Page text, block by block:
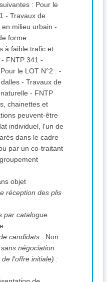
: Pour le
milieu urbain -
forme
à faible trafic et
- Travaux de
- FNTP
chainettes et
individuel, l'un de
dans le cadre
par un co-traitant
objet
réception des plis
par catalogue
candidats : Non
négociation
(Attribution sur la base de l'offre initiale) :